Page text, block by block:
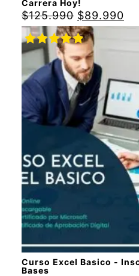
Carrera Hoy!
$125.990 $89.990
Curso Excel Basico -
Bases
Valorado
con5.00de
5